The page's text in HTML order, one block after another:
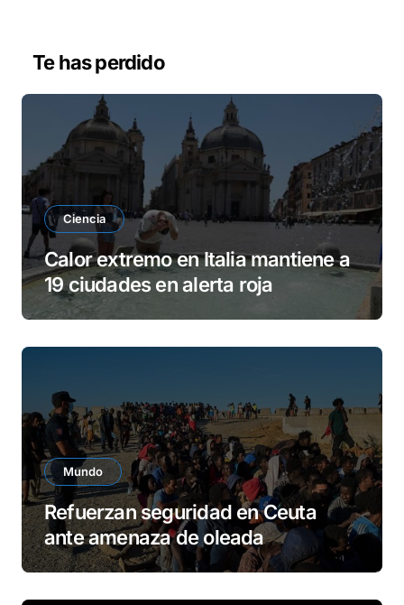
Te has perdido
Ciencia
Calor extremo en Italia mantiene a
19 ciudades en alerta roja
Mundo
Refuerzan seguridad en Ceuta
ante amenaza de oleada
migratoria